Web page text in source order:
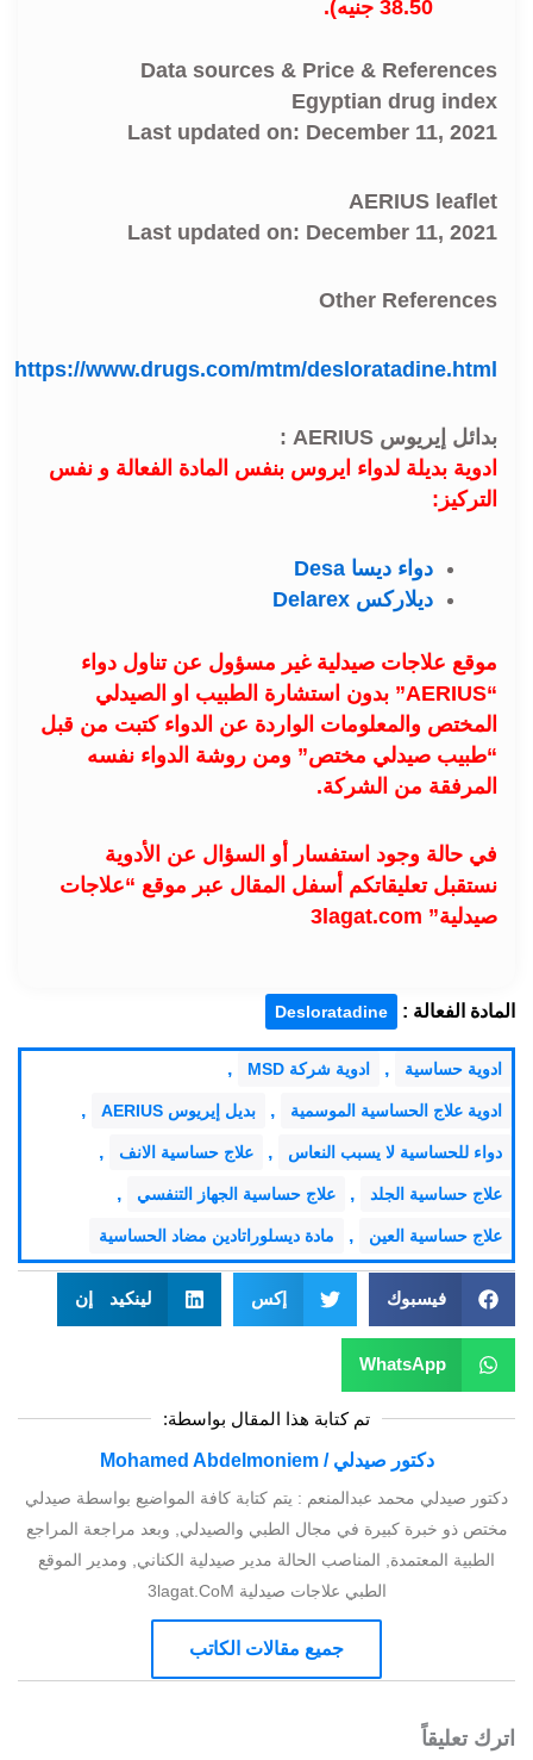
38.50 جنيه).
Data sources & Price & References
Egyptian drug index
Last updated on: December 11, 2021
AERIUS leaflet
Last updated on: December 11, 2021
Other References
https://www.drugs.com/mtm/desloratadine.html
بدائل إيريوس AERIUS :
ادوية بديلة لدواء ايروس بنفس المادة الفعالة و نفس
التركيز:
دواء ديسا Desa
ديلاركس Delarex
موقع علاجات صيدلية غير مسؤول عن تناول دواء
“AERIUS” بدون استشارة الطبيب او الصيدلي
المختص والمعلومات الواردة عن الدواء كتبت من قبل
“طبيب صيدلي مختص” ومن روشة الدواء نفسه
المرفقة من الشركة.
في حالة وجود استفسار أو السؤال عن الأدوية
نستقبل تعليقاتكم أسفل المقال عبر موقع “علاجات
صيدلية” 3lagat.com
المادة الفعالة : Desloratadine
ادوية حساسية , ادوية شركة MSD ,
ادوية علاج الحساسية الموسمية , بديل إيريوس AERIUS ,
دواء للحساسية لا يسبب النعاس , علاج حساسية الانف ,
علاج حساسية الجلد , علاج حساسية الجهاز التنفسي ,
علاج حساسية العين , مادة ديسلوراتادين مضاد الحساسية
فيسبوك إكس لينكيد إن
WhatsApp
تم كتابة هذا المقال بواسطة:
دكتور صيدلي / Mohamed Abdelmoniem
دكتور صيدلي محمد عبدالمنعم : يتم كتابة كافة المواضيع بواسطة صيدلي
مختص ذو خبرة كبيرة في مجال الطبي والصيدلي, وبعد مراجعة المراجع
الطبية المعتمدة, المناصب الحالة مدير صيدلية الكناني, ومدير الموقع
الطبي علاجات صيدلية 3lagat.CoM
جميع مقالات الكاتب
اترك تعليقاً